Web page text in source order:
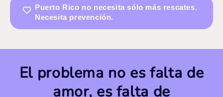
Puerto Rico no necesita sólo más rescates.
Necesita prevención.
El problema no es falta de
amor, es falta de